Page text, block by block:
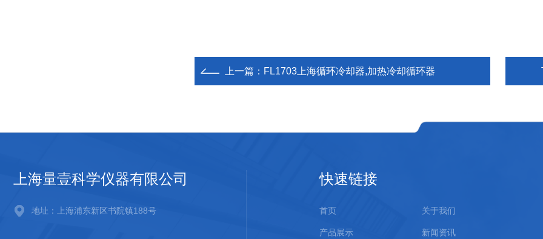
上一篇： FL1703上海循环冷却器,加热冷却循环器
上海量壹科学仪器有限公司
地址：上海浦东新区书院镇188号
快速链接
首页 关于我们
产品展示 新闻资讯